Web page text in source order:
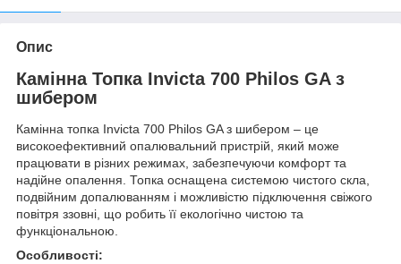
Опис
Камінна Топка Invicta 700 Philos GA з
шибером
Камінна топка Invicta 700 Philos GA з шибером – це
високоефективний опалювальний пристрій, який може
працювати в різних режимах, забезпечуючи комфорт та
надійне опалення. Топка оснащена системою чистого скла,
подвійним допалюванням і можливістю підключення свіжого
повітря ззовні, що робить її екологічно чистою та
функціональною.
Особливості: